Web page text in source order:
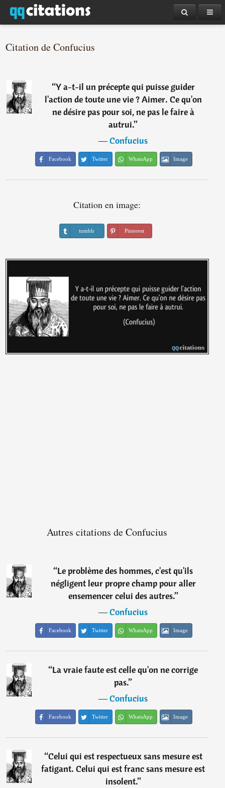
Citation de Confucius
“Y a-t-il un précepte qui puisse guider
l'action de toute une vie ? Aimer. Ce qu'on
ne désire pas pour soi, ne pas le faire à
autrui.”
―Confucius
Facebook Twitter WhatsApp Image
Citation en image:
tumblr Pinterest
Autres citations de Confucius
“Le problème des hommes, c'est qu'ils
négligent leur propre champ pour aller
ensemencer celui des autres.”
―Confucius
Facebook Twitter WhatsApp Image
“La vraie faute est celle qu'on ne corrige
pas.”
―Confucius
Facebook Twitter WhatsApp Image
“Celui qui est respectueux sans mesure est
fatigant. Celui qui est franc sans mesure est
insolent.”